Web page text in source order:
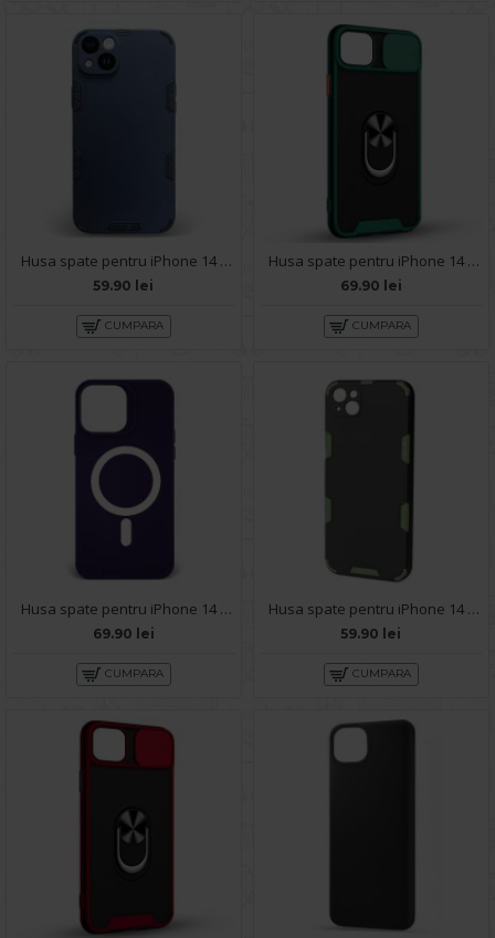
Husa spate pentru iPhone 14 Plus - Mantis Case Navy / Negru
59.90 lei
CUMPARA
Husa spate pentru iPhone 14 Plus - Slide Case Verde
69.90 lei
CUMPARA
Husa spate pentru iPhone 14 Plus- YOTOO Case Mov Inchis
69.90 lei
CUMPARA
Husa spate pentru iPhone 14 Plus - Mantis Case Negru / Verde
59.90 lei
CUMPARA